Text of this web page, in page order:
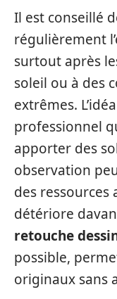
Il est conseillé
régulièrement
surtout après
soleil ou à des
extrêmes.
professionnel
apporter des
observation
des ressources
détériore
retouche
possible,
originaux sans